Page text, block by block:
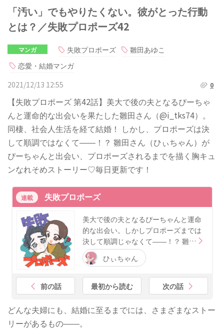
「汚い」でもやりたくない。彼がとった行動
とは？／失敗プロポーズ42
マンガ 失敗プロポーズ
雛田あゆこ
恋愛・結婚マンガ
2021/12/13 12:55
0
【失敗プロポーズ 第42話】美大で後の夫となるぴーちゃ
んと運命的な出会いを果たした雛田さん（@i_tks74）。
同棲、社会人生活を経て結婚！ しかし、プロポーズは決
して順調ではなくて――！？ 雛田さん（ひぃちゃん）が
ぴーちゃんと出会い、プロポーズされるまでを描く胸キュ
ンなれそめストーリー♡毎日更新です！
連載 失敗プロポーズ
美大で後の夫となるぴーちゃんと運命
的な出会い。しかしプロポーズまでは
決して順調じゃなくて――！？ 雛…
ひぃちゃん
前の話 最初から読む 次の話
どんな夫婦にも、結婚に至るまでには、さまざまなストー
リーがあるもの――。